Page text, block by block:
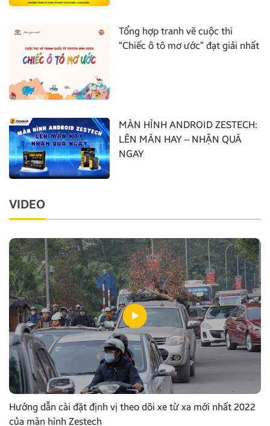
Tổng hợp tranh vẽ cuộc thi
“Chiếc ô tô mơ ước” đạt giải nhất
MÀN HÌNH ANDROID ZESTECH:
LÊN MÀN HAY – NHẬN QUÀ
NGAY
VIDEO
Hướng dẫn cài đặt định vị theo dõi xe từ xa mới nhất 2022
của màn hình Zestech